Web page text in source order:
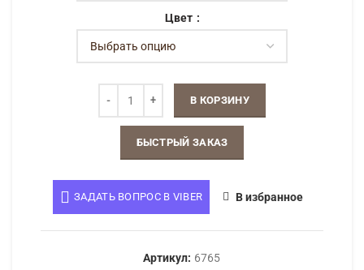
Цвет
В КОРЗИНУ
БЫСТРЫЙ ЗАКАЗ
ЗАДАТЬ ВОПРОС В VIBER В избранное
Артикул: 6765